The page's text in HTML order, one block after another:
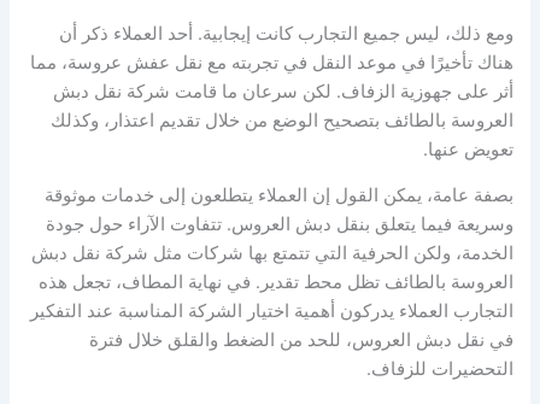
ومع ذلك، ليس جميع التجارب كانت إيجابية. أحد العملاء ذكر أن
هناك تأخيرًا في موعد النقل في تجربته مع نقل عفش عروسة، مما
أثر على جهوزية الزفاف. لكن سرعان ما قامت شركة نقل دبش
العروسة بالطائف بتصحيح الوضع من خلال تقديم اعتذار، وكذلك
تعويض عنها.
بصفة عامة، يمكن القول إن العملاء يتطلعون إلى خدمات موثوقة
وسريعة فيما يتعلق بنقل دبش العروس. تتفاوت الآراء حول جودة
الخدمة، ولكن الحرفية التي تتمتع بها شركات مثل شركة نقل دبش
العروسة بالطائف تظل محط تقدير. في نهاية المطاف، تجعل هذه
التجارب العملاء يدركون أهمية اختيار الشركة المناسبة عند التفكير
في نقل دبش العروس، للحد من الضغط والقلق خلال فترة
التحضيرات للزفاف.